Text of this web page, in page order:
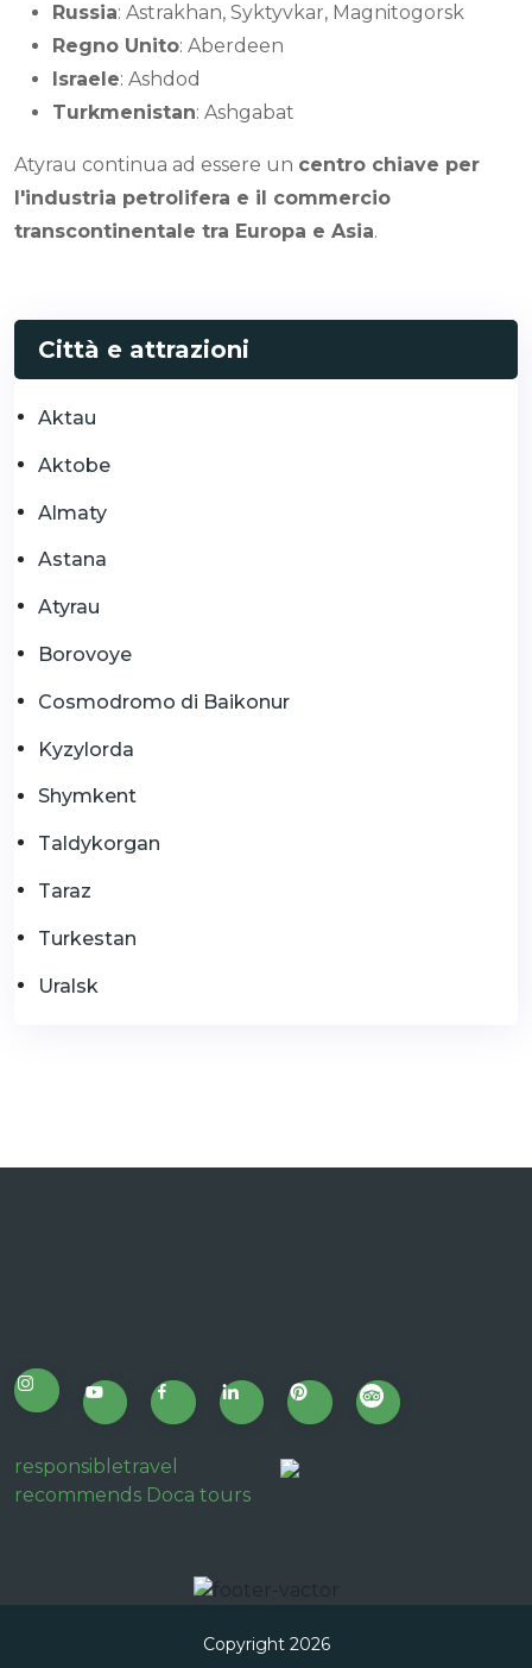
Russia: Astrakhan, Syktyvkar, Magnitogorsk
Regno Unito: Aberdeen
Israele: Ashdod
Turkmenistan: Ashgabat
Atyrau continua ad essere un centro chiave per
l'industria petrolifera e il commercio
transcontinentale tra Europa e Asia.
Città e attrazioni
Aktau
Aktobe
Almaty
Astana
Atyrau
Borovoye
Cosmodromo di Baikonur
Kyzylorda
Shymkent
Taldykorgan
Taraz
Turkestan
Uralsk
responsibletravel
recommends Doca tours
Copyright 2026